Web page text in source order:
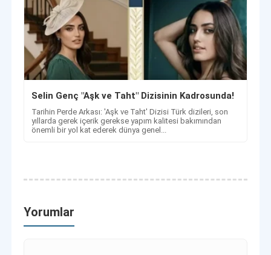
Selin Genç "Aşk ve Taht" Dizisinin Kadrosunda!
Tarihin Perde Arkası: 'Aşk ve Taht' Dizisi Türk dizileri, son
yıllarda gerek içerik gerekse yapım kalitesi bakımından
önemli bir yol kat ederek dünya genel...
Yorumlar